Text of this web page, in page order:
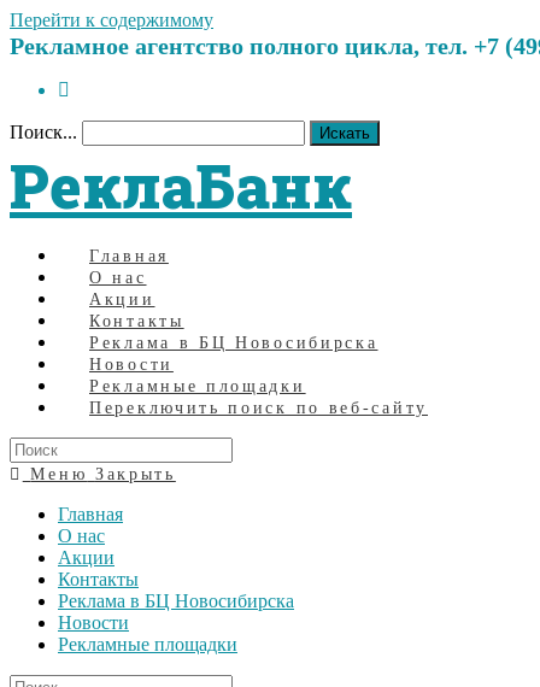
Перейти к содержимому
Рекламное агентство полного цикла, тел. +7
Поиск... Искать
РеклаБанк
Главная
О нас
Акции
Контакты
Реклама в БЦ Новосибирска
Новости
Рекламные площадки
Переключить поиск по веб-сайту
Меню Закрыть
Главная
О нас
Акции
Контакты
Реклама в БЦ Новосибирска
Новости
Рекламные площадки